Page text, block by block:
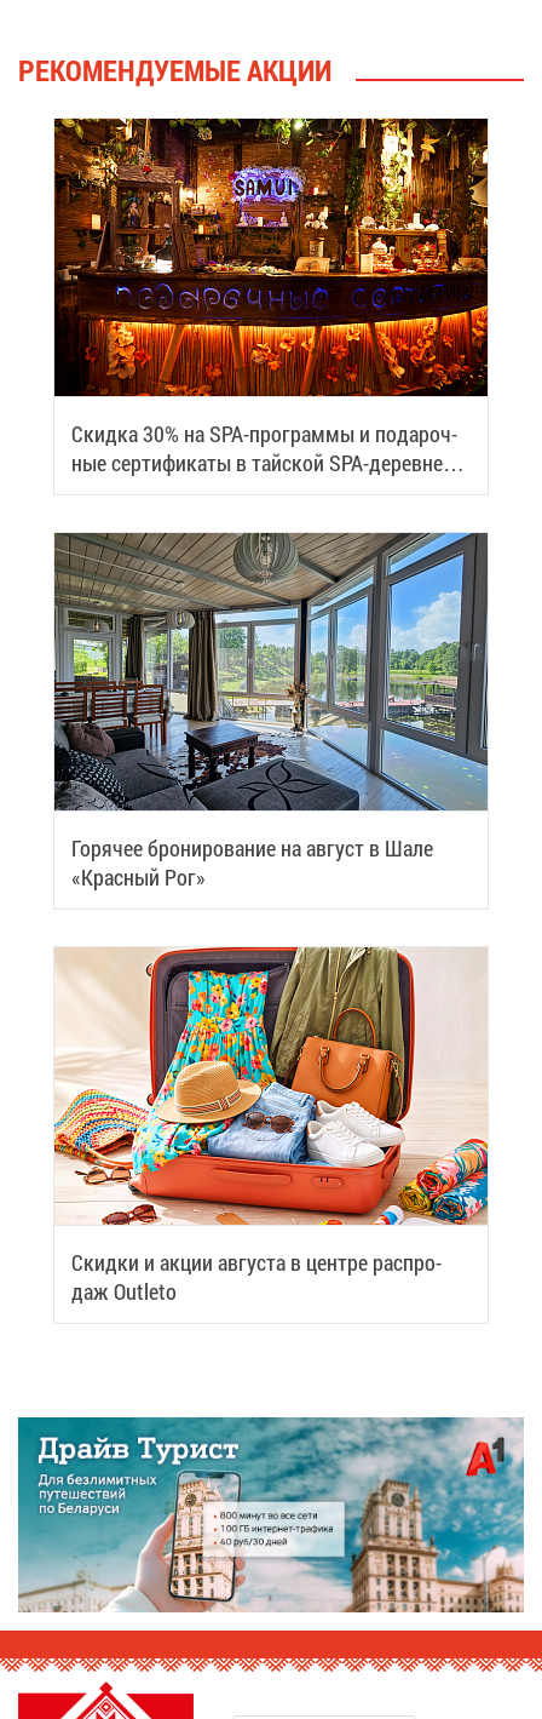
РЕ­КО­МЕН­ДУ­Е­МЫЕ АК­ЦИИ
Скид­ка 30% на SPA-про­грам­мы и по­да­роч­
ные сер­ти­фи­ка­ты в тай­ской SPA-де­ревне
Samui
Го­ря­чее бро­ни­ро­ва­ние на ав­густ в Ша­ле
«Крас­ный Рог»
Скид­ки и ак­ции ав­гу­ста в цен­тре рас­про­
даж Outleto